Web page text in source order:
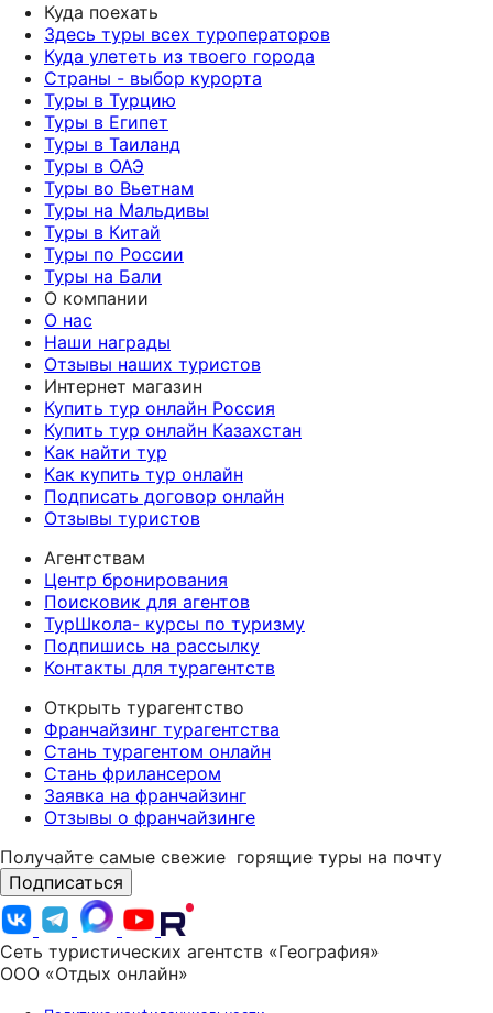
Куда поехать
Здесь туры всех туроператоров
Куда улететь из твоего города
Страны - выбор курорта
Туры в Турцию
Туры в Египет
Туры в Таиланд
Туры в ОАЭ
Туры во Вьетнам
Туры на Мальдивы
Туры в Китай
Туры по России
Туры на Бали
О компании
О нас
Наши награды
Отзывы наших туристов
Интернет магазин
Купить тур онлайн Россия
Купить тур онлайн Казахстан
Как найти тур
Как купить тур онлайн
Подписать договор онлайн
Отзывы туристов
Агентствам
Центр бронирования
Поисковик для агентов
ТурШкола- курсы по туризму
Подпишись на рассылку
Контакты для турагентств
Открыть турагентство
Франчайзинг турагентства
Стань турагентом онлайн
Стань фрилансером
Заявка на франчайзинг
Отзывы о франчайзинге
Получайте самые свежие горящие туры на почту
Подписаться
Сеть туристических агентств «География»
ООО «Отдых онлайн»